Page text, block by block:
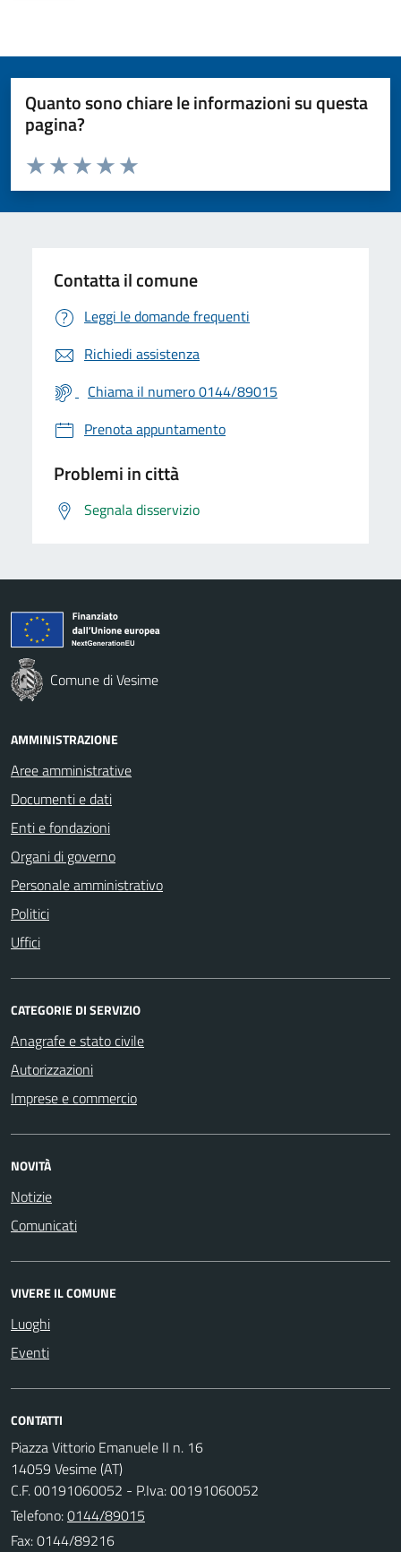
Quanto sono chiare le informazioni su questa
pagina?
Valuta da 1 a 5 stelle la pagina
Valuta 5 stelle su 5
Valuta 4 stelle su 5
Valuta 3 stelle su 5
Valuta 2 stelle su 5
Valuta 1 stelle su 5
Contatta il comune
Leggi le domande frequenti
Richiedi assistenza
Chiama il numero 0144/89015
Prenota appuntamento
Problemi in città
Segnala disservizio
Comune di Vesime
AMMINISTRAZIONE
Aree amministrative
Documenti e dati
Enti e fondazioni
Organi di governo
Personale amministrativo
Politici
Uffici
CATEGORIE DI SERVIZIO
Anagrafe e stato civile
Autorizzazioni
Imprese e commercio
NOVITÀ
Notizie
Comunicati
VIVERE IL COMUNE
Luoghi
Eventi
CONTATTI
Piazza Vittorio Emanuele II n. 16
14059 Vesime (AT)
C.F. 00191060052 - P.Iva: 00191060052
Telefono:0144/89015
Fax: 0144/89216